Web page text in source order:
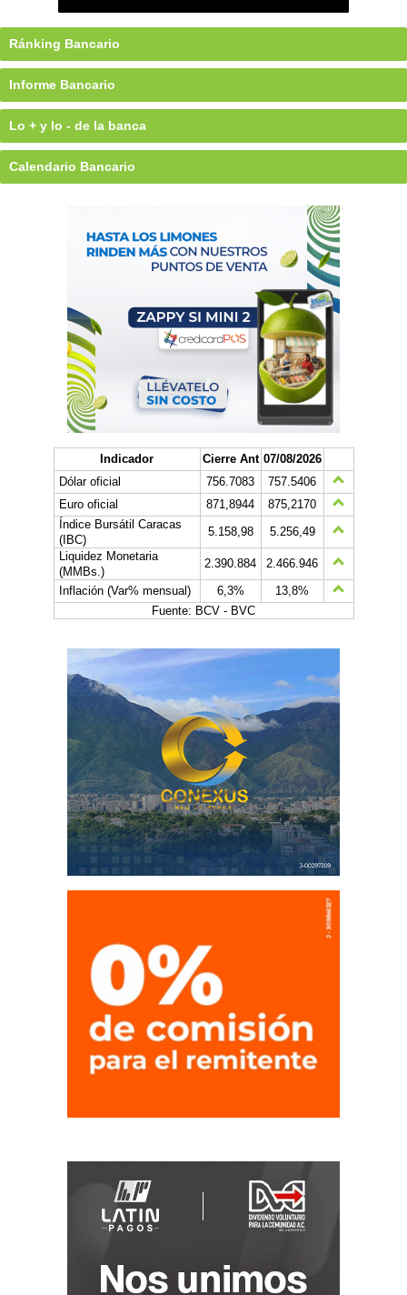
Ránking Bancario
Informe Bancario
Lo + y lo - de la banca
Calendario Bancario
Indicador Cierre Ant 07/08/2026
Dólar oficial
756.7083
757.5406
Euro oficial
871,8944
875,2170
Índice Bursátil Caracas
(IBC)
5.158,98
5.256,49
Liquidez Monetaria
(MMBs.)
2.390.884
2.466.946
Inflación (Var% mensual)
6,3%
13,8%
Fuente: BCV - BVC